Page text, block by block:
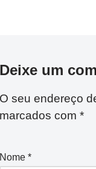
Deixe um
O seu endereço
marcados com *
Nome *